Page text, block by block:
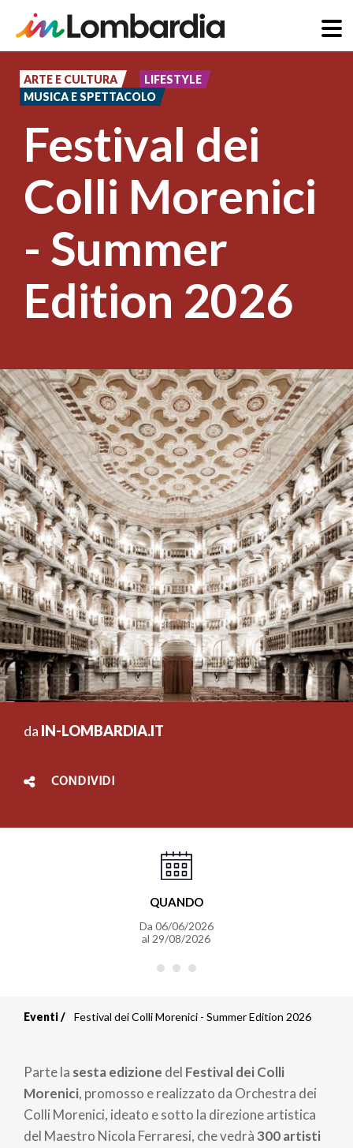
contenuto
principale
ARTE E CULTURA
LIFESTYLE
MUSICA E SPETTACOLO
Festival dei
Colli Morenici
- Summer
Edition 2026
da IN-LOMBARDIA.IT
CONDIVIDI
QUANDO
Da 06/06/2026
al 29/08/2026
di
pane
Eventi Festival dei Colli Morenici - Summer Edition 2026
Parte la sesta edizione del Festival dei Colli
Morenici, promosso e realizzato da Orchestra dei
Colli Morenici, ideato e sotto la direzione artistica
del Maestro Nicola Ferraresi, che vedrà300 artisti